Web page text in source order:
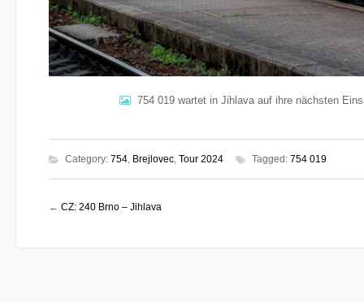
754 019 wartet in Jihlava auf ihre nächsten
Category: 754 Brejlovec Tour 2024 Tagged: 754 019
← CZ: 240 Brno – Jihlava